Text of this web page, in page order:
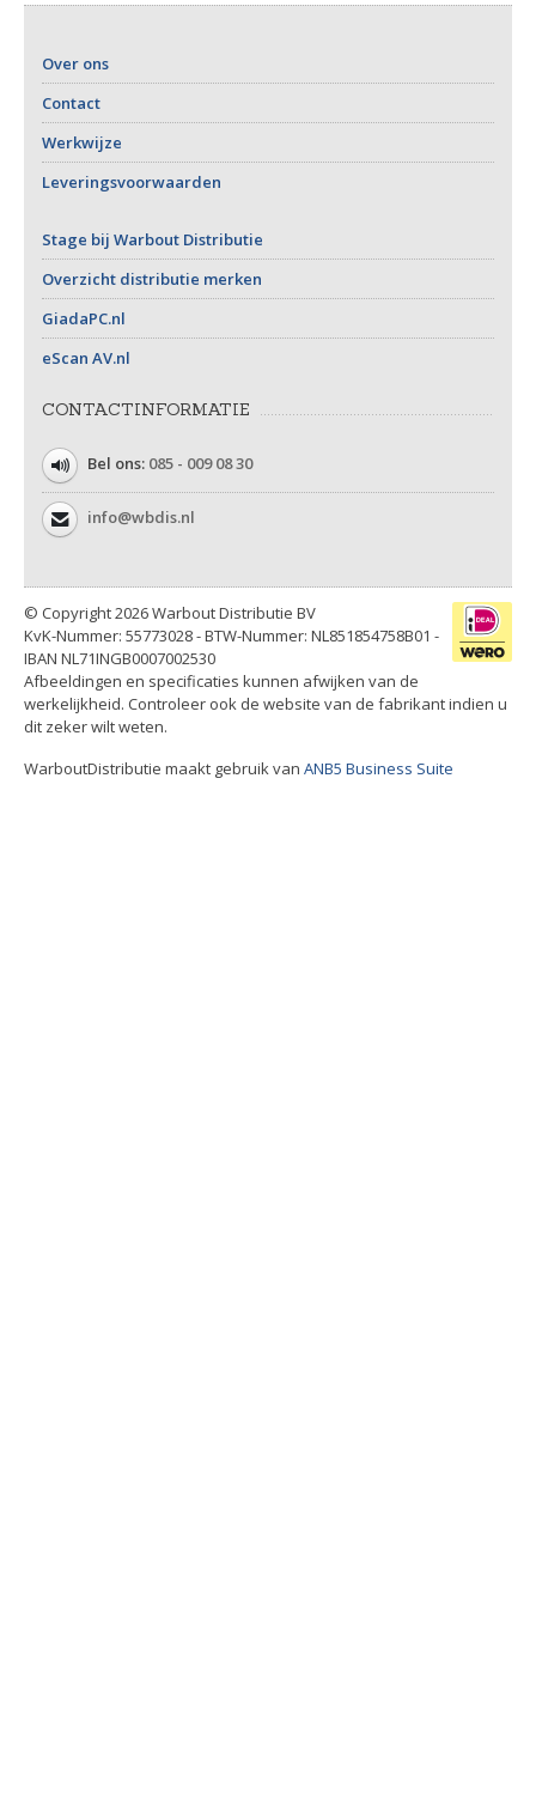
Over ons
Contact
Werkwijze
Leveringsvoorwaarden
Stage bij Warbout Distributie
Overzicht distributie merken
GiadaPC.nl
eScan AV.nl
CONTACTINFORMATIE
Bel ons: 085 - 009 08 30
info@wbdis.nl
© Copyright 2026 Warbout Distributie BV
KvK-Nummer: 55773028 - BTW-Nummer: NL851854758B01 -
IBAN NL71INGB0007002530
Afbeeldingen en specificaties kunnen afwijken van de
werkelijkheid. Controleer ook de website van de fabrikant indien u
dit zeker wilt weten.
WarboutDistributie maakt gebruik van ANB5 Business Suite